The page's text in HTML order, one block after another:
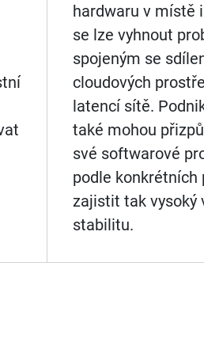
hardwaru v místě
se lze vyhnout
spojeným se
cloudových
latencí sítě.
také mohou
své softwarové
podle konkrétních
zajistit tak vysoký
stabilitu.